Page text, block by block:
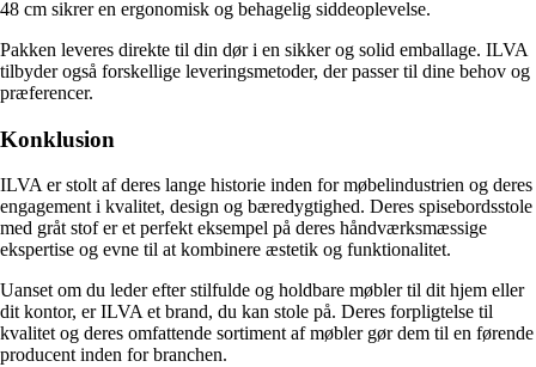
48 cm sikrer en ergonomisk og behagelig siddeoplevelse.
Pakken leveres direkte til din dør i en sikker og solid emballage. ILVA
tilbyder også forskellige leveringsmetoder, der passer til dine behov og
præferencer.
Konklusion
ILVA er stolt af deres lange historie inden for møbelindustrien og deres
engagement i kvalitet, design og bæredygtighed. Deres spisebordsstole
med gråt stof er et perfekt eksempel på deres håndværksmæssige
ekspertise og evne til at kombinere æstetik og funktionalitet.
Uanset om du leder efter stilfulde og holdbare møbler til dit hjem eller
dit kontor, er ILVA et brand, du kan stole på. Deres forpligtelse til
kvalitet og deres omfattende sortiment af møbler gør dem til en førende
producent inden for branchen.